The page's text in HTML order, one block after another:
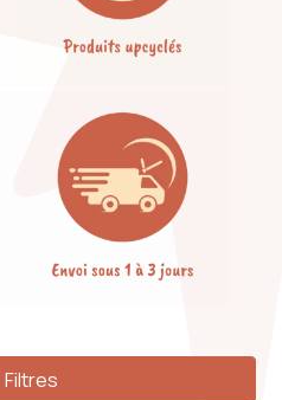
Filtres